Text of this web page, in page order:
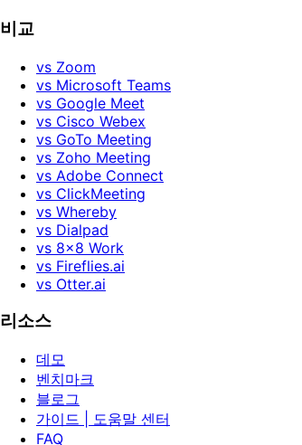
비교
vs Zoom
vs Microsoft Teams
vs Google Meet
vs Cisco Webex
vs GoTo Meeting
vs Zoho Meeting
vs Adobe Connect
vs ClickMeeting
vs Whereby
vs Dialpad
vs 8x8 Work
vs Fireflies.ai
vs Otter.ai
리소스
데모
벤치마크
블로그
가이드 | 도움말 센터
FAQ